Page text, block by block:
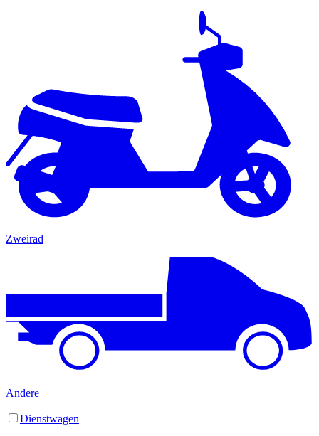
Zweirad
Andere
Dienstwagen